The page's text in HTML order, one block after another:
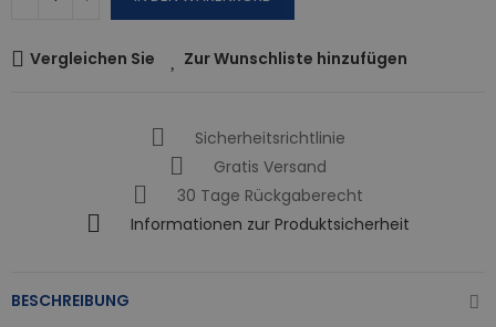
Vergleichen Sie Zur Wunschliste hinzufügen
Sicherheitsrichtlinie
Gratis Versand
30 Tage Rückgaberecht
Informationen zur Produktsicherheit
BESCHREIBUNG